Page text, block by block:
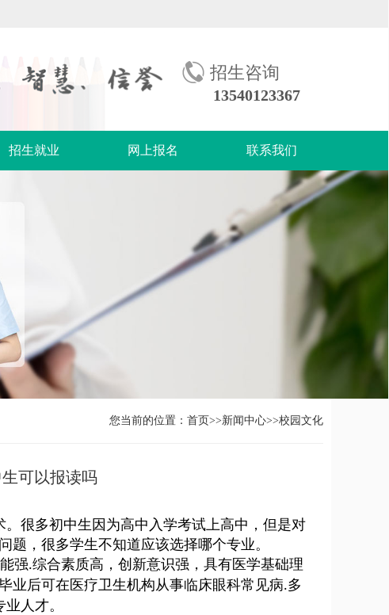
招生咨询
13540123367
招生就业 网上报名 联系我们
您当前的位置：首页>>新闻中心>>校园文化
可以报读吗
很多初中生因为高中入学考试上高中，但是对
题，很多学生不知道应该选择哪个专业。
强.综合素质高，创新意识强，具有医学基础理
业后可在医疗卫生机构从事临床眼科常见病.多
人才。